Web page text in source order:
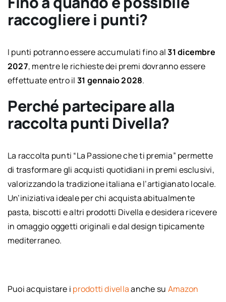
raccogliere i punti?
I punti potranno essere accumulati fino al31 dicembre
2027, mentre le richieste dei premi dovranno essere
effettuate entro il 31 gennaio 2028.
Perché partecipare alla
raccolta punti Divella?
La raccolta punti “La Passione che ti premia” permette
di trasformare gli acquisti quotidiani in premi esclusivi,
valorizzando la tradizione italiana e l’artigianato locale.
Un’iniziativa ideale per chi acquista abitualmente
pasta, biscotti e altri prodotti Divella e desidera ricevere
in omaggio oggetti originali e dal design tipicamente
mediterraneo.
Puoi acquistare i prodotti divellaanche su Amazon